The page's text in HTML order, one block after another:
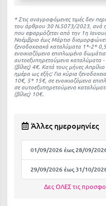
Κάλυμνος
Καμένα Βούρλα
Καρδάμαινα
Καρδαμύλη
Κάρπαθος
Καρπενήσι
* Στις αναγραφόμενες τιμές δεν
του άρθρου 30 Ν.5073/2023, ανά
που εφαρμόζεται από την 1η
Νοέμβριο έως Μάρτιο
ξενοδοχειακά καταλύματα 1*-2*
ενοικιαζόμενα επιπλωμένα
αυτοεξυπηρετούμενα καταλύματα -
(βίλες) 4€. Kατά τους μήνες
ημέρα ως εξής: Για κύρια
10€, 5* 15€, σε ενοικιαζόμενα
σε αυτοεξυπηρετούμενα
(βίλες) 10€.
Άλλες ημερομηνίες
01/09/2026 έως 28/09/
29/09/2026 έως 31/10/
Δες ΟΛΕΣ τις